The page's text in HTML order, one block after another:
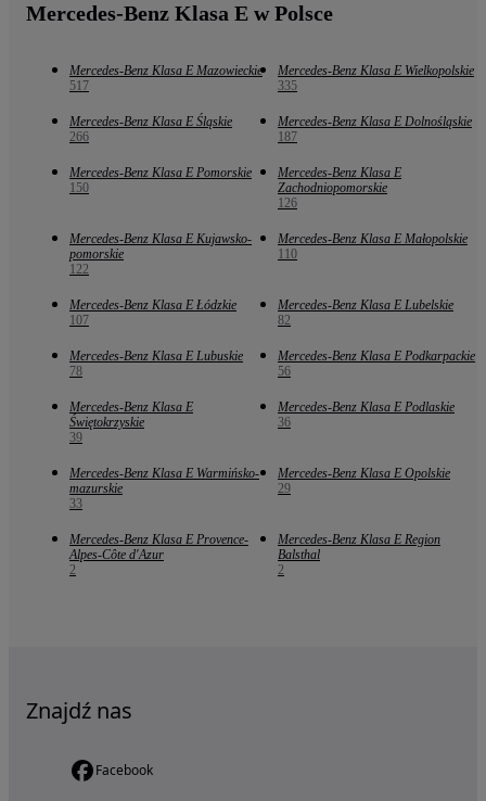
Mercedes-Benz Klasa E w Polsce
Mercedes-Benz Klasa E Mazowieckie
517
Mercedes-Benz Klasa E Wielkopolskie
335
Mercedes-Benz Klasa E Śląskie
266
Mercedes-Benz Klasa E Dolnośląskie
187
Mercedes-Benz Klasa E Pomorskie
150
Mercedes-Benz Klasa E
Zachodniopomorskie
126
Mercedes-Benz Klasa E Kujawsko-
pomorskie
122
Mercedes-Benz Klasa E Małopolskie
110
Mercedes-Benz Klasa E Łódzkie
107
Mercedes-Benz Klasa E Lubelskie
82
Mercedes-Benz Klasa E Lubuskie
78
Mercedes-Benz Klasa E Podkarpackie
56
Mercedes-Benz Klasa E
Świętokrzyskie
39
Mercedes-Benz Klasa E Podlaskie
36
Mercedes-Benz Klasa E Warmińsko-
mazurskie
33
Mercedes-Benz Klasa E Opolskie
29
Mercedes-Benz Klasa E Provence-
Alpes-Côte d'Azur
2
Mercedes-Benz Klasa E Region
Balsthal
2
Znajdź nas
Facebook